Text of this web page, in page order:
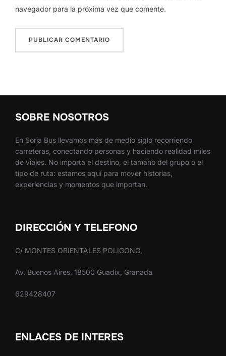
navegador para la próxima vez que comente.
SOBRE NOSOTROS
En Soria Bus llevamos más de medio siglo recorriendo
carreteras, conectando personas y haciendo realidad miles
de viajes. No importa el destino, el tamaño del grupo o el
tipo de ruta: estamos aquí para mover historias,
experiencias y momentos que importan.
DIRECCIÓN Y TELEFONO
C/ MONTES ORIENTALES POLIGONO,
Av. Buenos Aires, 18500 Guadix, Granada
629428407
ENLACES DE INTERES